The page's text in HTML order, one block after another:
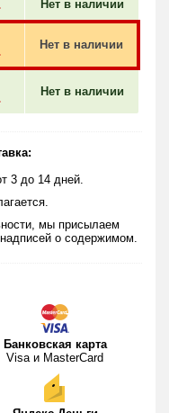
специалистами.
мужчине достичь
силу и желание;
полового акта;
члену.
которое
средств,
Нет в наличии
Нет в наличии
Нет в наличии
3 до 14 дней.
мы присылаем
надписей о содержимом.
Банковская карта
Visa и MasterCard